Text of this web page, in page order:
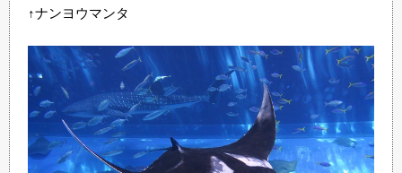
↑ナンヨウマンタ